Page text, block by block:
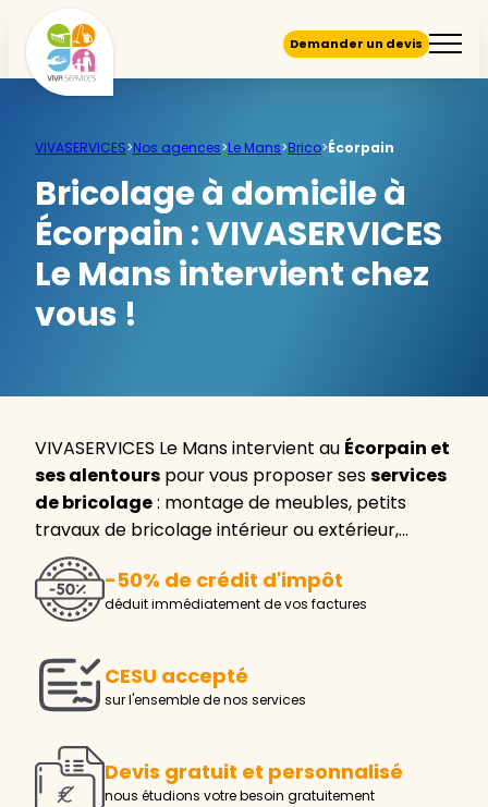
Demander un devis
VIVASERVICES>Nos agences>Le Mans>Brico>Écorpain
Bricolage à domicile à
Écorpain :VIVASERVICES
Le Mans intervient chez
vous !
VIVASERVICES Le Mans intervient au Écorpain et
ses alentours pour vous proposer sesservices
de bricolage: montage de meubles, petits
travaux de bricolage intérieur ou extérieur,…
-50% de crédit d'impôt
déduit immédiatement de vos factures
CESU accepté
sur l'ensemble de nos services
Devis gratuit et personnalisé
nous étudions votre besoin gratuitement